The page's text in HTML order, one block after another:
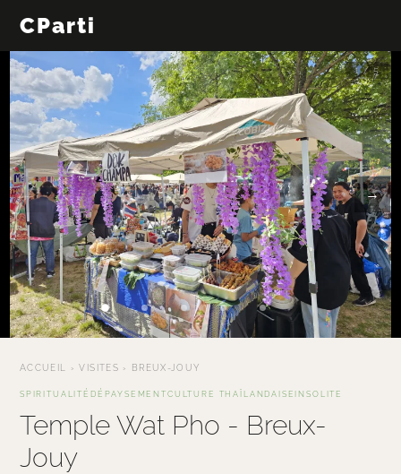
CParti
← →
1 / 5
ACCUEIL ›VISITES › BREUX-JOUY
SPIRITUALITÉ DÉPAYSEMENTCULTURE THAÏLANDAISEINSOLITE
Temple Wat Pho - Breux-
Jouy